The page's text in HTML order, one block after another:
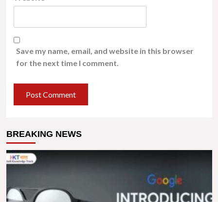
Save my name, email, and website in this browser
for the next time I comment.
BREAKING NEWS